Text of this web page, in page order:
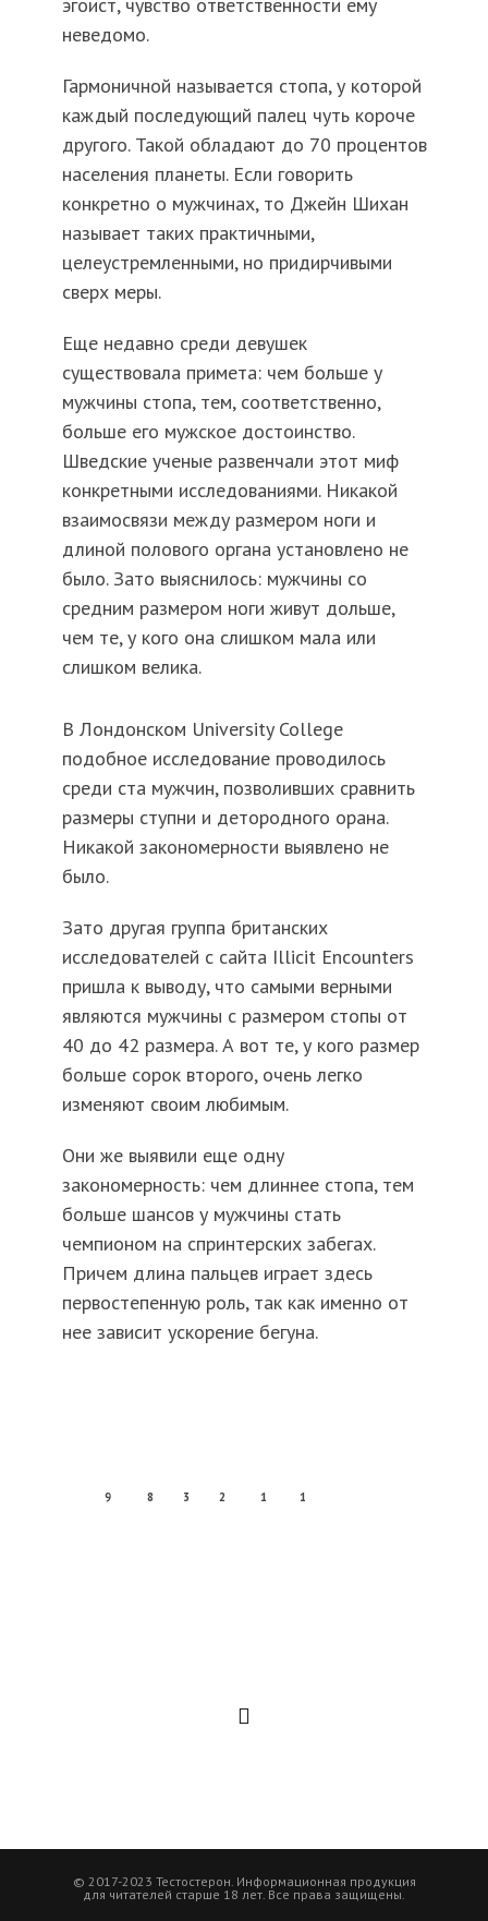
неведомо.
Гармоничной называется стопа, у которой
каждый последующий палец чуть короче
другого. Такой обладают до 70 процентов
населения планеты. Если говорить
конкретно о мужчинах, то Джейн Шихан
называет таких практичными,
целеустремленными, но придирчивыми
сверх меры.
Еще недавно среди девушек
существовала примета: чем больше у
мужчины стопа, тем, соответственно,
больше его мужское достоинство.
Шведские ученые развенчали этот миф
конкретными исследованиями. Никакой
взаимосвязи между размером ноги и
длиной полового органа установлено не
было. Зато выяснилось: мужчины со
средним размером ноги живут дольше,
чем те, у кого она слишком мала или
слишком велика.
В Лондонском University College
подобное исследование проводилось
среди ста мужчин, позволивших сравнить
размеры ступни и детородного орана.
Никакой закономерности выявлено не
было.
Зато другая группа британских
исследователей с сайта Illicit Encounters
пришла к выводу, что самыми верными
являются мужчины с размером стопы от
40 до 42 размера. А вот те, у кого размер
больше сорок второго, очень легко
изменяют своим любимым.
Они же выявили еще одну
закономерность: чем длиннее стопа, тем
больше шансов у мужчины стать
чемпионом на спринтерских забегах.
Причем длина пальцев играет здесь
первостепенную роль, так как именно от
нее зависит ускорение бегуна.
9 8 3 2 1 1
© 2017-2023 Тестостерон. Информационная продукция
для читателей старше 18 лет. Все права защищены.